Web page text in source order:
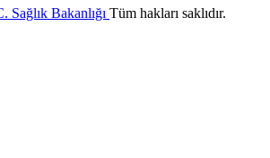
Sağlık Bakanlığı Tüm hakları saklıdır.